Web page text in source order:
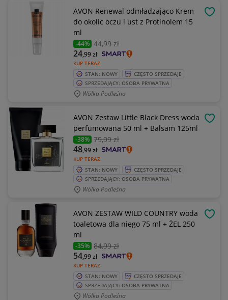
AVON Renewal odmładzająco Krem
do okolic oczu i ust z Protinolem 15
ml
-44% 44,99 zł
KUP TERAZ
24,99zł
STAN: NOWY
CZĘSTO SPRZEDAJE
SPRZEDAJĄCY: OSOBA PRYWATNA
Wólka Podleśna
AVON Zestaw Little Black Dress woda
perfumowana 50 ml + Balsam 125ml
-38% 79,99 zł
KUP TERAZ
48,99zł
STAN: NOWY
CZĘSTO SPRZEDAJE
SPRZEDAJĄCY: OSOBA PRYWATNA
Wólka Podleśna
AVON ZESTAW WILD COUNTRY woda
toaletowa dla niego 75 ml + ŻEL 250
ml
-35% 84,99 zł
KUP TERAZ
54,99zł
STAN: NOWY
CZĘSTO SPRZEDAJE
SPRZEDAJĄCY: OSOBA PRYWATNA
Wólka Podleśna